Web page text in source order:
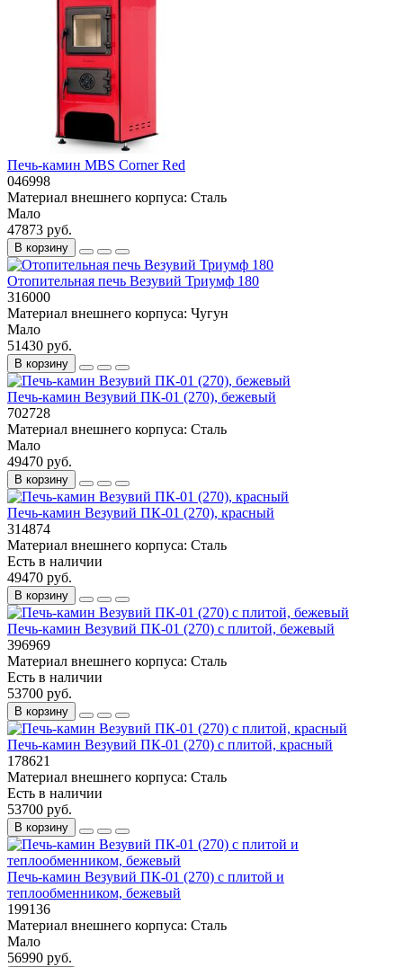
Печь-камин MBS Corner Red
046998
Материал внешнего корпуса: Сталь
Мало
47873 руб.
В корзину
Отопительная печь Везувий Триумф 180
316000
Материал внешнего корпуса: Чугун
Мало
51430 руб.
В корзину
Печь-камин Везувий ПК-01 (270), бежевый
702728
Материал внешнего корпуса: Сталь
Мало
49470 руб.
В корзину
Печь-камин Везувий ПК-01 (270), красный
314874
Материал внешнего корпуса: Сталь
Есть в наличии
49470 руб.
В корзину
Печь-камин Везувий ПК-01 (270) с плитой, бежевый
396969
Материал внешнего корпуса: Сталь
Есть в наличии
53700 руб.
В корзину
Печь-камин Везувий ПК-01 (270) с плитой, красный
178621
Материал внешнего корпуса: Сталь
Есть в наличии
53700 руб.
В корзину
Печь-камин Везувий ПК-01 (270) с плитой и
теплообменником, бежевый
199136
Материал внешнего корпуса: Сталь
Мало
56990 руб.